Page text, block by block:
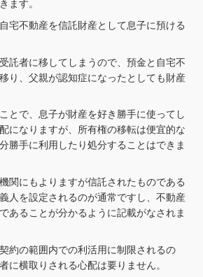
ます。
宅不動産を信託財産として息子に預ける
託者に移してしまうので、預金と自宅不
り、父親が認知症になったとしても財産
とで、息子が財産を好き勝手に使ってし
になりますが、所有権の移転は便宜的な
勝手に利用したり処分することはできま
関にもよりますが信託されたものである
人を設定されるのが通常ですし、不動産
あることが分かるように記載がなされま
約の範囲内での利活用に制限されるの
に横取りされる心配は要りません。